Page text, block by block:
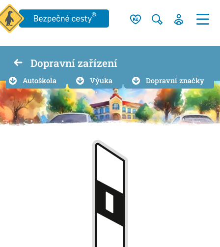
Dopravní zařízení
Autoškola Výuka Dopravní značky